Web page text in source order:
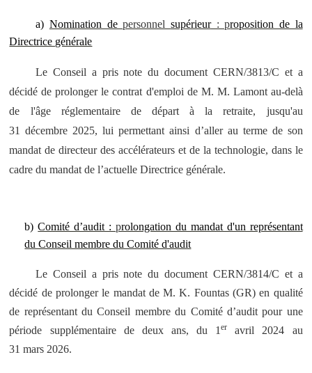
a) Nomination depersonnel supérieur: proposition de la
Directrice générale
Le Conseil a pris note du document CERN/3813/C et a
décidé de prolonger le contrat d'emploi de M. M. Lamont au-delà
de l'âge réglementaire de départ à la retraite, jusqu'au
31 décembre 2025, lui permettant ainsi d’aller au terme de son
mandat de directeur des accélérateurs et de la technologie, dans le
cadre du mandat de l’actuelle Directrice générale.
b)Comité d’audit : prolongation du mandat d'un représentant
du Conseil membre du Comité d'audit
Le Conseil a pris note du document CERN/3814/C et a
décidé de prolonger le mandat de M. K. Fountas (GR) en qualité
de représentant du Conseil membre du Comité d’audit pour une
période supplémentaire de deux ans, du 1er
avril 2024 au
31 mars 2026.